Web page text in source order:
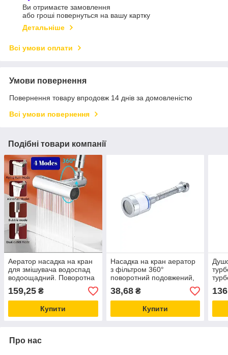
Ви отримаєте замовлення
або гроші повернуться на вашу картку
Детальніше
Всі умови оплати
Умови повернення
Повернення товару впродовж 14 днів за домовленістю
Всі умови повернення
Подібні товари компанії
Аератор насадка на кран
для змішувача водоспад
водоощадний. Поворотна
головка на 180 градусів 4
режими
159,25 ₴
Купити
Насадка на кран аератор
з фільтром 360°
поворотний подовжений,
економія води, 3 режими
для кухні
38,68₴
Купити
Про нас